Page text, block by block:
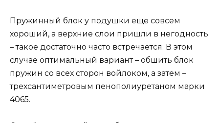
Пружинный блок у подушки еще совсем
хороший, а верхние слои пришли в негодность
– такое достаточно часто встречается. В этом
случае оптимальный вариант – обшить блок
пружин со всех сторон войлоком, а затем –
трехсантиметровым пенополиуретаном марки
4065.